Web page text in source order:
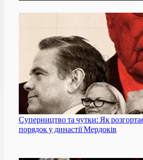
Суперництво та чутки: Як
порядок у династії Мердоків